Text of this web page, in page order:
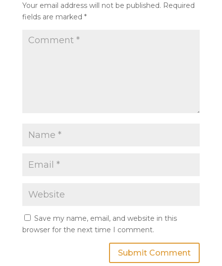
Your email address will not be published. Required
fields are marked *
Save my name, email, and website in this
browser for the next time I comment.